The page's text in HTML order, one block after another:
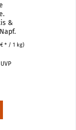
&
als
€ * / 1 kg)
UVP